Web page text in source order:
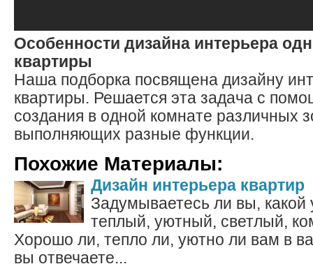
Особенности дизайна интерьера
квартиры
Наша подборка посвящена дизайну
квартиры. Решается эта задача с
создания в одной комнате различных
выполняющих разные функции.
Похожие Материалы:
Дизайн интерьера квартир
Задумываетесь ли вы, какой
теплый, уютный, светлый,
Хорошо ли, тепло ли, уютно ли вам в
вы отвечаете...